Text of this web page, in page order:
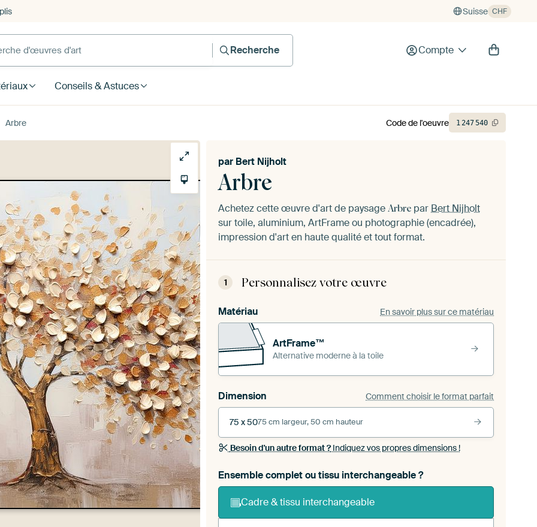
Suisse CHF
Recherche Compte
Conseils & Astuces
Arbre
Arbre
par Bert Nijholt
Achetez cette œuvre d'art de paysage Arbre par Bert Nijholt
sur toile, aluminium, ArtFrame ou photographie (encadrée),
impression d'art en haute qualité et tout format.
1 Personnalisez votre œuvre
Matériau En savoir plus sur ce matériau
ArtFrame™
Alternative moderne à la toile
Dimension Comment choisir le format parfait
75 x 5075 cm largeur, 50 cm hauteur
Besoin d'un autre format ?Indiquez vos propres dimensions !
Ensemble complet ou tissu interchangeable ?
Cadre & tissu interchangeable
Code de l'oeuvre 1247540